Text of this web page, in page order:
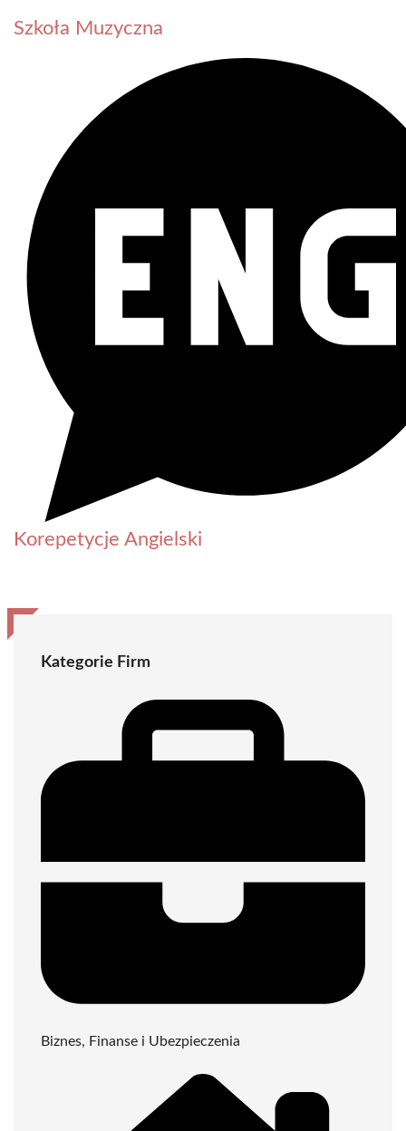
Szkoła Muzyczna
Korepetycje Angielski
Kategorie Firm
Biznes, Finanse i Ubezpieczenia